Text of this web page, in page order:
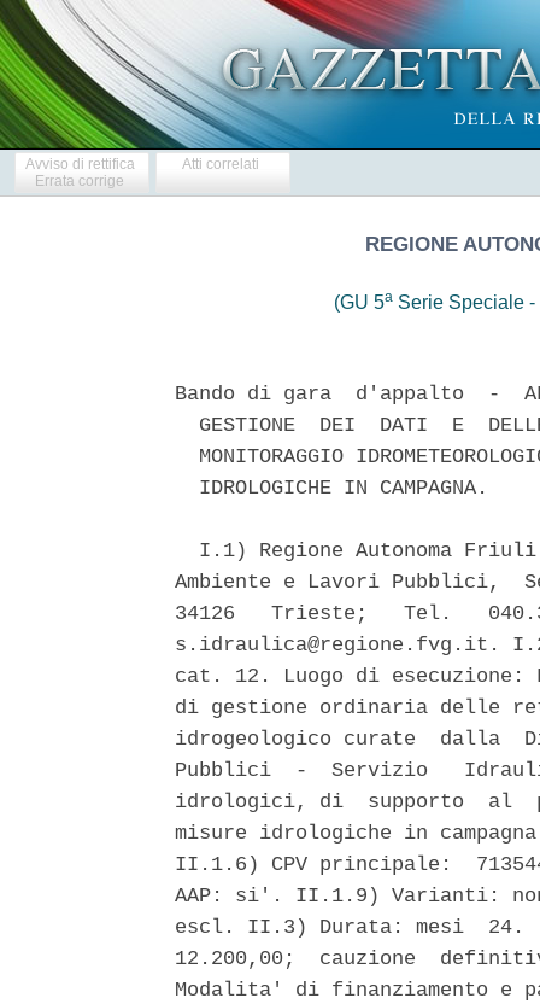
Avviso di rettifica
Errata corrige
Atti correlati
REGIONE
(GU 5aSerie Speciale -
Bando di gara  d'appalto  -
GESTIONE  DEI  DATI  E
MONITORAGGIO
  IDROLOGICHE IN CAMPAGNA.
I.1) Regione Autonoma
Ambiente e Lavori Pubblici,
34126   Trieste;   Tel.
s.idraulica@regione.fvg.it.
cat. 12. Luogo di
di gestione ordinaria delle
idrogeologico curate  dalla
Pubblici  -  Servizio
idrologici, di  supporto  al
misure idrologiche in
II.1.6) CPV principale:
AAP: si'. II.1.9) Varianti: non
escl. II.3) Durata: mesi  24.
12.200,00;  cauzione
Modalita' di finanziamento e